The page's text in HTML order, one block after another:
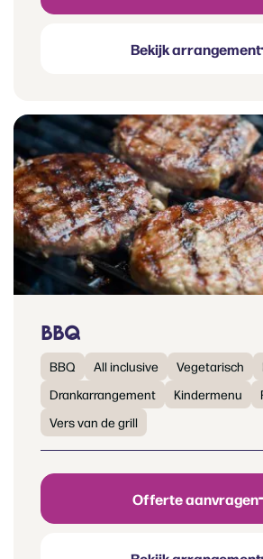
Bekijk arrangement
BBQ
BBQ All inclusive Vegetarisch
Drankarrangement
Kindermenu
Vers van de grill
Offerte aanvragen